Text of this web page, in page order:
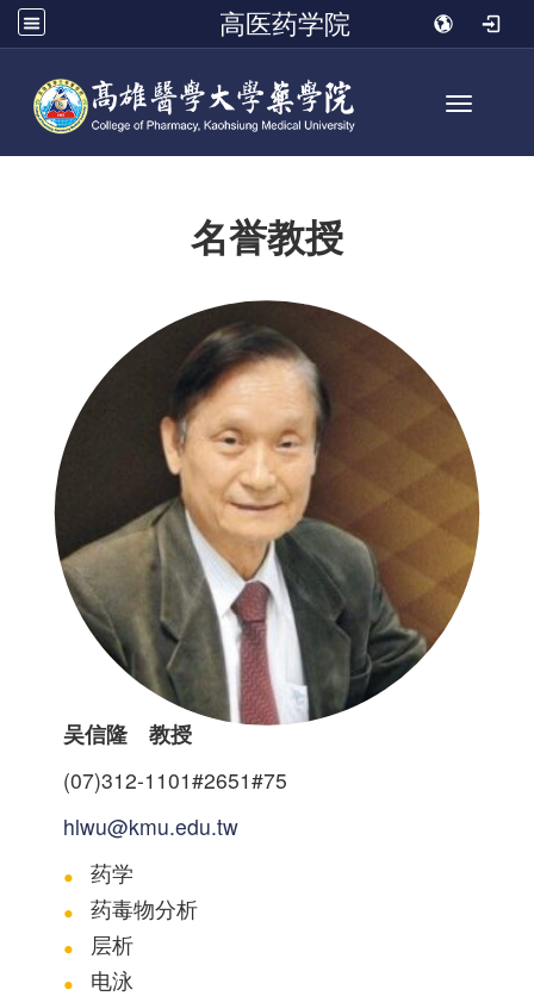
高医药学院
Toggle
名誉教授
吴信隆 教授
(07)312-1101#2651#75
hlwu@kmu.edu.tw
药学
药毒物分析
层析
电泳